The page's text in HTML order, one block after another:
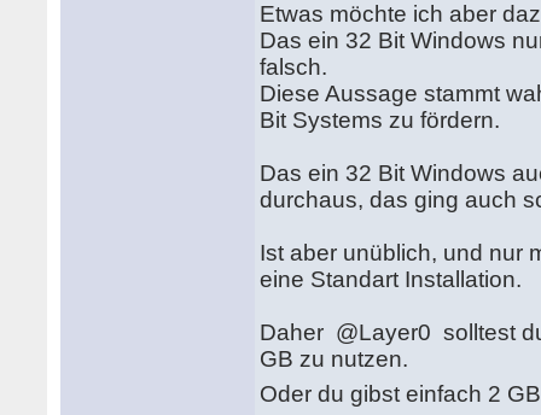
Etwas möchte ich aber
Das ein 32 Bit Windows
falsch.
Diese Aussage stammt
Bit Systems zu fördern.
Das ein 32 Bit Windows
durchaus, das ging auch
Ist aber unüblich, und nur
eine Standart Installation.
Daher @Layer0 solltest
GB zu nutzen.
Oder du gibst einfach 2